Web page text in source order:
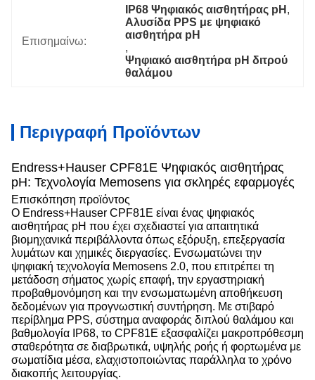
Επισημαίνω:
IP68 Ψηφιακός αισθητήρας pH
Αλυσίδα PPS με ψηφιακό
αισθητήρα pH
,
Ψηφιακό αισθητήρα pH διτρού
θαλάμου
Περιγραφή Προϊόντων
Endress+Hauser CPF81E Ψηφιακός αισθητήρας
pH: Τεχνολογία Memosens για σκληρές εφαρμογές
Επισκόπηση προϊόντος
Ο Endress+Hauser CPF81E είναι ένας ψηφιακός
αισθητήρας pH που έχει σχεδιαστεί για απαιτητικά
βιομηχανικά περιβάλλοντα όπως εξόρυξη, επεξεργασία
λυμάτων και χημικές διεργασίες. Ενσωματώνει την
ψηφιακή τεχνολογία Memosens 2.0, που επιτρέπει τη
μετάδοση σήματος χωρίς επαφή, την εργαστηριακή
προβαθμονόμηση και την ενσωματωμένη αποθήκευση
δεδομένων για προγνωστική συντήρηση. Με στιβαρό
περίβλημα PPS, σύστημα αναφοράς διπλού θαλάμου και
βαθμολογία IP68, το CPF81E εξασφαλίζει μακροπρόθεσμη
σταθερότητα σε διαβρωτικά, υψηλής ροής ή φορτωμένα με
σωματίδια μέσα, ελαχιστοποιώντας παράλληλα το χρόνο
διακοπής λειτουργίας.